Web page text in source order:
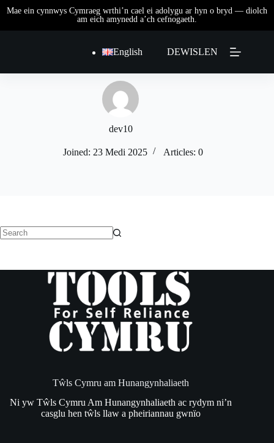
English DEWISLEN
dev10
Joined: 23 Medi 2025 Articles: 0
Tŵls Cymru am Hunangynhaliaeth
Ni yw Tŵls Cymru Am Hunangynhaliaeth ac rydym ni’n
casglu hen tŵls llaw a pheiriannau gwnïo